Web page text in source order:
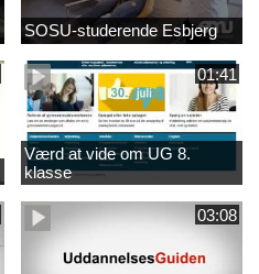
SOSU-studerende Esbjerg
01:41
Værd at vide om UG 8.
klasse
03:08